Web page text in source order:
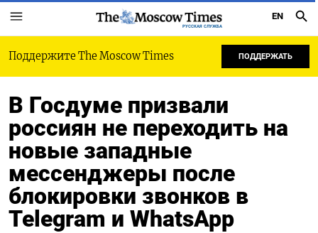
РУССКАЯ СЛУЖБА
EN
Поддержите The Moscow Times ПОДДЕРЖАТЬ
В Госдуме призвали
россиян не переходить на
новые западные
мессенджеры после
блокировки звонков в
Telegram и WhatsApp